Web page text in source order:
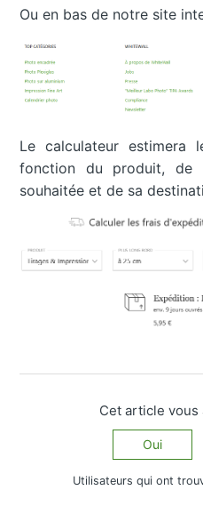
Ou en bas de notre site
Le calculateur estimera
fonction du produit, de
souhaitée et de sa
Cet article
Oui
Utilisateurs qui ont